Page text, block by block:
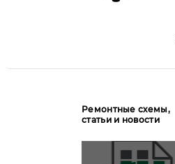
Ремонтные схемы,
статьи и новости